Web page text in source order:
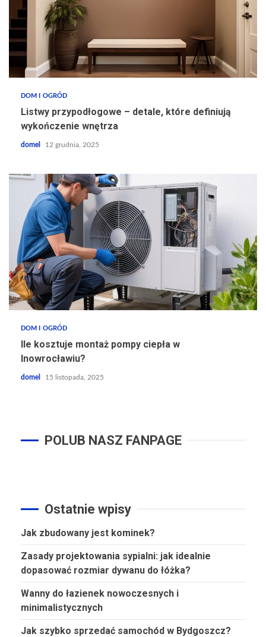
DOM I OGRÓD
Listwy przypodłogowe – detale, które definiują
wykończenie wnętrza
domel 12 grudnia, 2025
DOM I OGRÓD
Ile kosztuje montaż pompy ciepła w
Inowrocławiu?
domel 15 listopada, 2025
POLUB NASZ FANPAGE
Ostatnie wpisy
Jak zbudowany jest kominek?
Zasady projektowania sypialni: jak idealnie
dopasować rozmiar dywanu do łóżka?
Wanny do łazienek nowoczesnych i
minimalistycznych
Jak szybko sprzedać samochód w Bydgoszcz?